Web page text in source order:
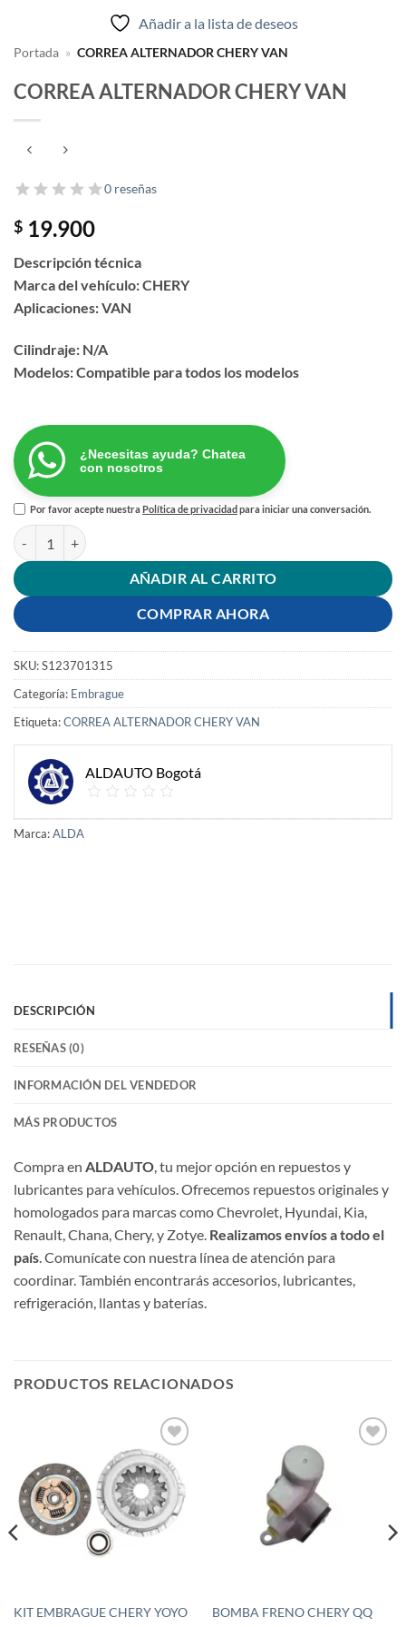
Añadir a la lista de deseos
Portada » CORREA ALTERNADOR CHERY VAN
CORREA ALTERNADOR CHERY VAN
0 reseñas
$ 19.900
Descripción técnica
Marca del vehículo: CHERY
Aplicaciones: VAN
Cilindraje: N/A
Modelos: Compatible para todos los modelos
¿Necesitas ayuda? Chatea
con nosotros
Por favor acepte nuestraPolítica de privacidadpara iniciar una conversación.
CORREA ALTERNADOR CHERY VAN cantidad
AÑADIR AL CARRITO
COMPRAR AHORA
SKU:S123701315
Categoría: Embrague
Etiqueta:CORREA ALTERNADOR CHERY VAN
ALDAUTO Bogotá
Marca:ALDA
DESCRIPCIÓN
RESEÑAS (0)
INFORMACIÓN DEL VENDEDOR
MÁS PRODUCTOS
Compra en ALDAUTO, tu mejor opción en repuestos y
lubricantes para vehículos. Ofrecemos repuestos originales y
homologados para marcas como Chevrolet, Hyundai, Kia,
Renault, Chana, Chery, y Zotye. Realizamos envíos a todo el
país. Comunícate con nuestra línea de atención para
coordinar. También encontrarás accesorios, lubricantes,
refrigeración, llantas y baterías.
PRODUCTOS RELACIONADOS
Añadir
a la
lista de
deseos
KIT EMBRAGUE CHERY YOYO BOMBA FRENO CHERY QQ